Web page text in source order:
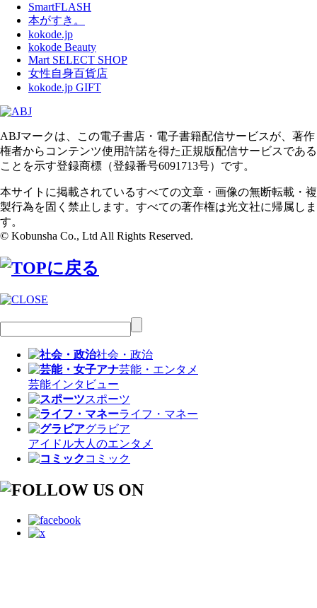
SmartFLASH
本がすき。
kokode.jp
kokode Beauty
Mart SELECT SHOP
女性自身百貨店
kokode.jp GIFT
ABJマークは、この電子書店・電子書籍配信サービスが、著作
権者からコンテンツ使用許諾を得た正規版配信サービスである
ことを示す登録商標（登録番号6091713号）です。
本サイトに掲載されているすべての文章・画像の無断転載・複
製行為を固く禁止します。すべての著作権は光文社に帰属しま
す。
© Kobunsha Co., Ltd All Rights Reserved.
社会・政治
芸能・エンタメ
芸能インタビュー
スポーツ
ライフ・マネー
グラビア
アイドル大人のエンタメ
コミック